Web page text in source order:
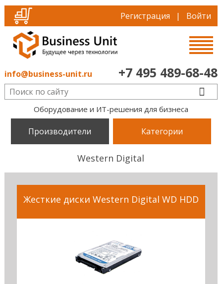
Регистрация | Войти
info@business-unit.ru +7 495 489-68-48
Оборудование и ИТ-решения для бизнеса
Производители Категории
Western Digital
Жесткие диски Western Digital WD HDD